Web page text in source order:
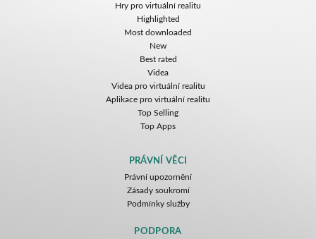
Hry pro virtuální realitu
Highlighted
Most downloaded
New
Best rated
Videa
Videa pro virtuální realitu
Aplikace pro virtuální realitu
Top Selling
Top Apps
PRÁVNÍ VĚCI
Právní upozornění
Zásady soukromí
Podmínky služby
PODPORA